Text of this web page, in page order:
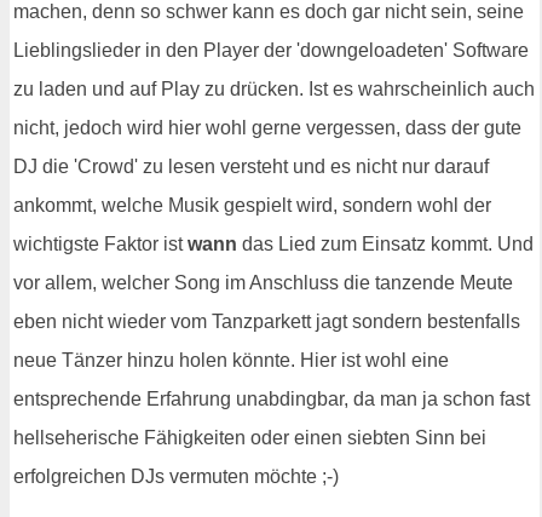
machen, denn so schwer kann es doch gar nicht sein, seine
Lieblingslieder in den Player der 'downgeloadeten' Software
zu laden und auf Play zu drücken. Ist es wahrscheinlich auch
nicht, jedoch wird hier wohl gerne vergessen, dass der gute
DJ die 'Crowd' zu lesen versteht und es nicht nur darauf
ankommt, welche Musik gespielt wird, sondern wohl der
wichtigste Faktor istwann das Lied zum Einsatz kommt. Und
vor allem, welcher Song im Anschluss die tanzende Meute
eben nicht wieder vom Tanzparkett jagt sondern bestenfalls
neue Tänzer hinzu holen könnte. Hier ist wohl eine
entsprechende Erfahrung unabdingbar, da man ja schon fast
hellseherische Fähigkeiten oder einen siebten Sinn bei
erfolgreichen DJs vermuten möchte ;-)